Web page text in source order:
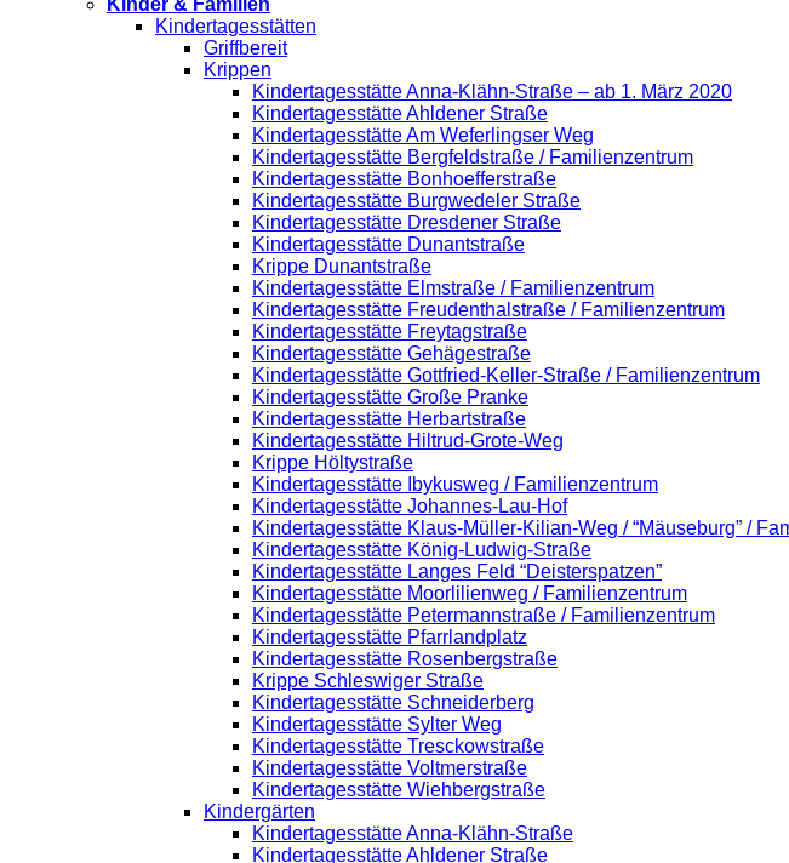
Kinder & Familien
Kindertagesstätten
Griffbereit
Krippen
Kindertagesstätte Anna-Klähn-Straße – ab 1. März 2020
Kindertagesstätte Ahldener Straße
Kindertagesstätte Am Weferlingser Weg
Kindertagesstätte Bergfeldstraße / Familienzentrum
Kindertagesstätte Bonhoefferstraße
Kindertagesstätte Burgwedeler Straße
Kindertagesstätte Dresdener Straße
Kindertagesstätte Dunantstraße
Krippe Dunantstraße
Kindertagesstätte Elmstraße / Familienzentrum
Kindertagesstätte Freudenthalstraße / Familienzentrum
Kindertagesstätte Freytagstraße
Kindertagesstätte Gehägestraße
Kindertagesstätte Gottfried-Keller-Straße / Familienzentrum
Kindertagesstätte Große Pranke
Kindertagesstätte Herbartstraße
Kindertagesstätte Hiltrud-Grote-Weg
Krippe Höltystraße
Kindertagesstätte Ibykusweg / Familienzentrum
Kindertagesstätte Johannes-Lau-Hof
Kindertagesstätte Klaus-Müller-Kilian-Weg / “Mäuseburg” /
Kindertagesstätte König-Ludwig-Straße
Kindertagesstätte Langes Feld “Deisterspatzen”
Kindertagesstätte Moorlilienweg / Familienzentrum
Kindertagesstätte Petermannstraße / Familienzentrum
Kindertagesstätte Pfarrlandplatz
Kindertagesstätte Rosenbergstraße
Krippe Schleswiger Straße
Kindertagesstätte Schneiderberg
Kindertagesstätte Sylter Weg
Kindertagesstätte Tresckowstraße
Kindertagesstätte Voltmerstraße
Kindertagesstätte Wiehbergstraße
Kindergärten
Kindertagesstätte Anna-Klähn-Straße
Kindertagesstätte Ahldener Straße